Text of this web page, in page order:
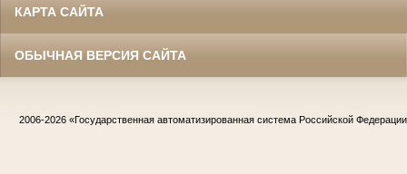
КАРТА САЙТА
ОБЫЧНАЯ ВЕРСИЯ САЙТА
2006-2026 «Государственная автоматизированная система Российской